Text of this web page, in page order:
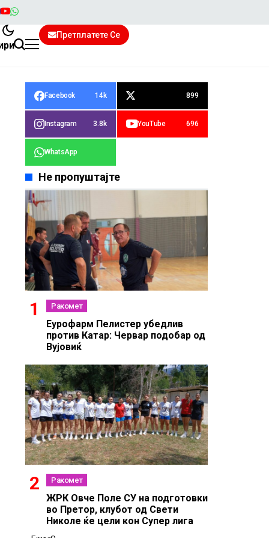
Претплатете Се
Facebook 14k 899
Instagram 3.8k YouTube 696
WhatsApp
Не пропуштајте
Ракомет
Еурофарм Пелистер убедлив
против Катар: Червар подобар од
Вујовиќ
Ракомет
ЖРК Овче Поле СУ на подготовки
во Претор, клубот од Свети
Николе ќе цели кон Супер лига